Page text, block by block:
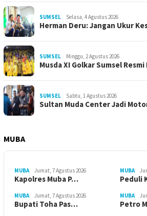
SUMSEL Selasa, 4 Agustus 2026
Herman Deru: Jangan Ukur
SUMSEL Minggu, 2 Agustus 2026
Musda XI Golkar Sumsel
SUMSEL Sabtu, 1 Agustus 2026
Sultan Muda Center Jadi
MUBA
MUBA Jumat, 7 Agustus 2026
Kapolres Muba P…
MUBA
Peduli
MUBA Jumat, 7 Agustus 2026
Bupati Toha Pas…
MUBA
Petro